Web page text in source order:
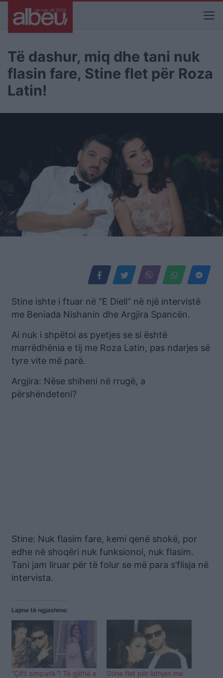
Të dashur, miq dhe tani nuk
flasin fare, Stine flet për Roza
Latin!
Stine ishte i ftuar në “E Diell” në një intervistë
me Beniada Nishanin dhe Argjira Spancën.
Ai nuk i shpëtoi as pyetjes se si është
marrëdhënia e tij me Roza Latin, pas ndarjes së
tyre vite më parë.
Argjira: Nëse shiheni në rrugë, a
përshëndeteni?
Stine: Nuk flasim fare, kemi qenë shokë, por
edhe në shoqëri nuk funksionoi, nuk flasim.
Tani jam liruar për të folur se më para s’flisja në
intervista.
Lajme të ngjashme:
“Çifti simpatik”! Të gjithë e
Stine flet për lidhjen me